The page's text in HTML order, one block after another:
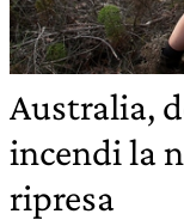
Australia,
incendi la
ripresa